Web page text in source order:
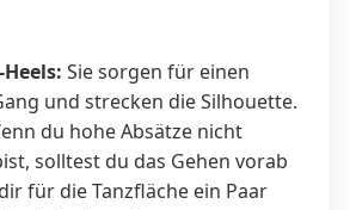
Sie sorgen für einen
und strecken die Silhouette.
du hohe Absätze nicht
solltest du das Gehen vorab
für die Tanzfläche ein Paar